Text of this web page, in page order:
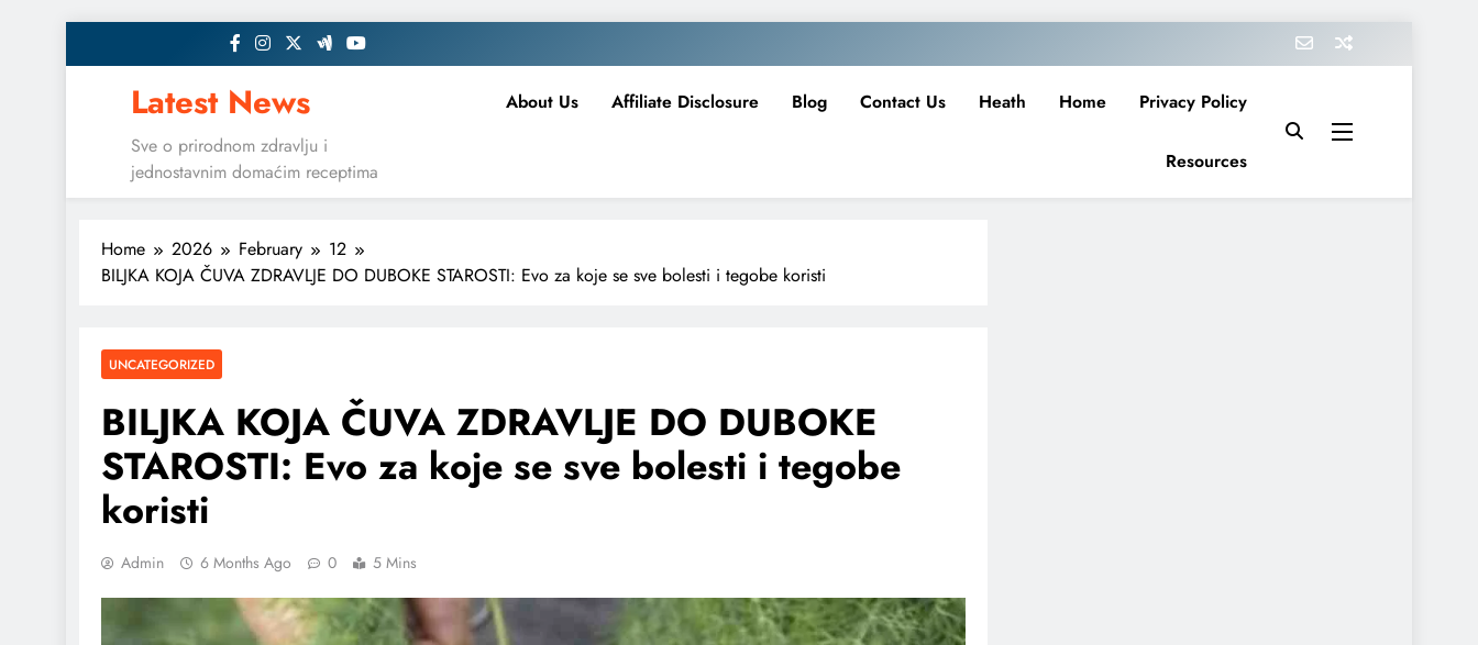
to
Latest News
Sve o prirodnom zdravlju i
jednostavnim domaćim receptima
About Us Affiliate Disclosure Blog Contact Us Heath Home Privacy Policy
Resources
Home 2026 February
12
BILJKA KOJA ČUVA ZDRAVLJE DO DUBOKE STAROSTI: Evo za koje se sve bolesti i tegobe koristi
UNCATEGORIZED
BILJKA KOJA ČUVA ZDRAVLJE DO DUBOKE
STAROSTI: Evo za koje se sve bolesti i tegobe
koristi
Admin 6 Months Ago 0 5 Mins